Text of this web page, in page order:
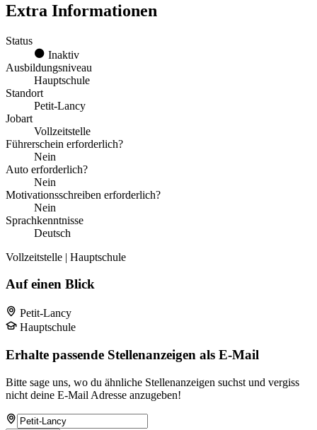
Extra Informationen
Status
Inaktiv
Ausbildungsniveau
Hauptschule
Standort
Petit-Lancy
Jobart
Vollzeitstelle
Führerschein erforderlich?
Nein
Auto erforderlich?
Nein
Motivationsschreiben erforderlich?
Nein
Sprachkenntnisse
Deutsch
Vollzeitstelle | Hauptschule
Auf einen Blick
Petit-Lancy
Hauptschule
Erhalte passende Stellenanzeigen als E-Mail
Bitte sage uns, wo du ähnliche Stellenanzeigen suchst und vergiss
nicht deine E-Mail Adresse anzugeben!